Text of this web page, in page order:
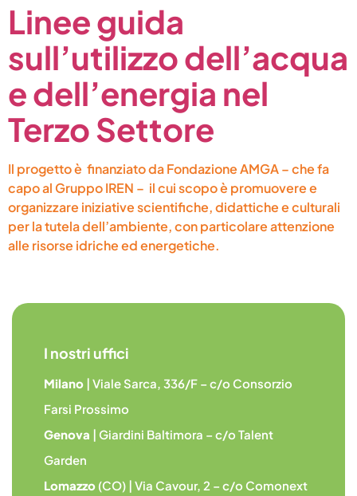
Linee guida
sull’utilizzo dell’acqua
e dell’energia nel
Terzo Settore
Il progetto è finanziato da Fondazione AMGA – che fa
capo al Gruppo IREN – il cui scopo è promuovere e
organizzare iniziative scientifiche, didattiche e culturali
per la tutela dell’ambiente, con particolare attenzione
alle risorse idriche ed energetiche.
I nostri uffici
Milano | Viale Sarca, 336/F – c/o Consorzio
Farsi Prossimo
Genova | Giardini Baltimora – c/o Talent
Garden
Lomazzo (CO) | Via Cavour, 2 – c/o Comonext